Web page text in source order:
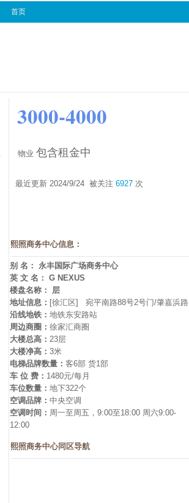
首页
3000-4000
物业 包含租金中
最近更新 2024/9/24 被关注 6927次
熙照商务中心信息：
别 名： 永丰国际广场商务中心
英 文 名： G NEXUS
楼盘名称：
层
地址信息： [徐汇区] 宛平南路88号2号门/肇嘉浜路
沿线地铁： 地铁东安路站
周边商圈： 徐家汇商圈
大楼总高： 23层
大楼净高： 3米
电梯品牌数量： 客6部 货1部
车 位 费： 1480元/每月
车位数量： 地下322个
空调品牌： 中央空调
空调时间： 周一至周五，9:00至18:00 周六9:00-
12:00
熙照商务中心同区导航